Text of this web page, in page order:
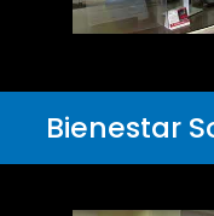
Bienestar